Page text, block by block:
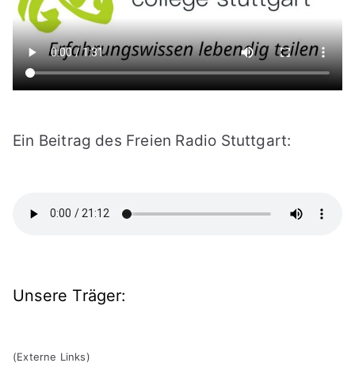
Ein Beitrag des Freien Radio Stuttgart:
Unsere Träger:
(Externe Links)